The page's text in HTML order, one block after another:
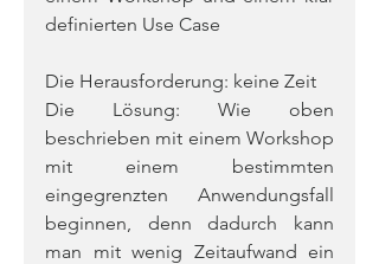
definierten Use Case
Die Herausforderung: keine Zeit
Die Lösung: Wie oben
beschrieben mit einem Workshop
mit einem bestimmten
eingegrenzten Anwendungsfall
beginnen, denn dadurch kann
man mit wenig Zeitaufwand ein